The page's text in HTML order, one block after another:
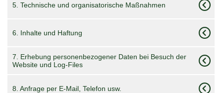
5. Technische und organisatorische Maßnahmen
6. Inhalte und Haftung
7. Erhebung personenbezogener Daten bei Besuch der
Website und Log-Files
8. Anfrage per E-Mail, Telefon usw.